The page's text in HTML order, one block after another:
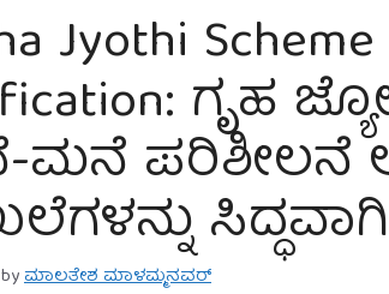
Jyothi
ಗೃಹ
ಪರಿಶೀಲನೆ
byಮಾಲತೇಶ ಮಾಳಮ್ಮನವರ್